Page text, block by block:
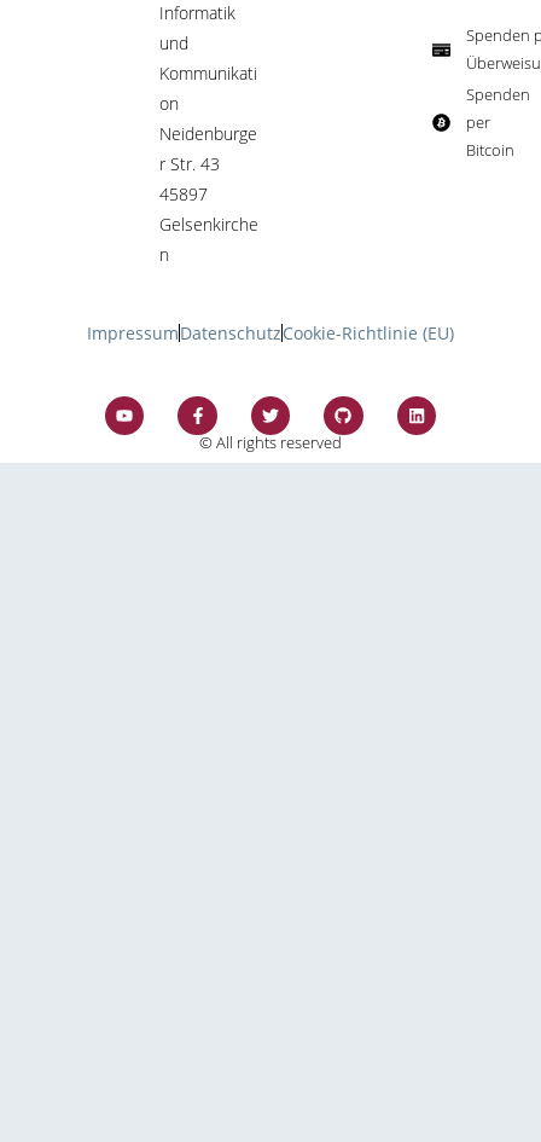
Informatik
und
Kommunikati
on
Neidenburge
r Str. 43
45897
Gelsenkirche
n
Spenden
Spenden
per
Bitcoin​
ImpressumDatenschutzCookie-Richtlinie (EU)
© All rights reserved